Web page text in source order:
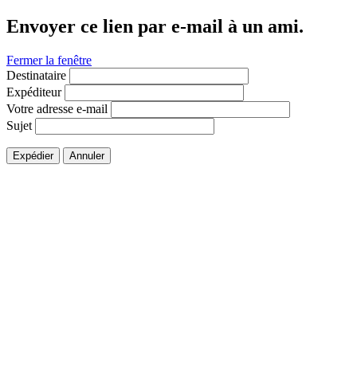
Envoyer ce lien par e-mail à un ami.
Fermer la fenêtre
Destinataire
Expéditeur
Votre adresse e-mail
Sujet
Expédier Annuler